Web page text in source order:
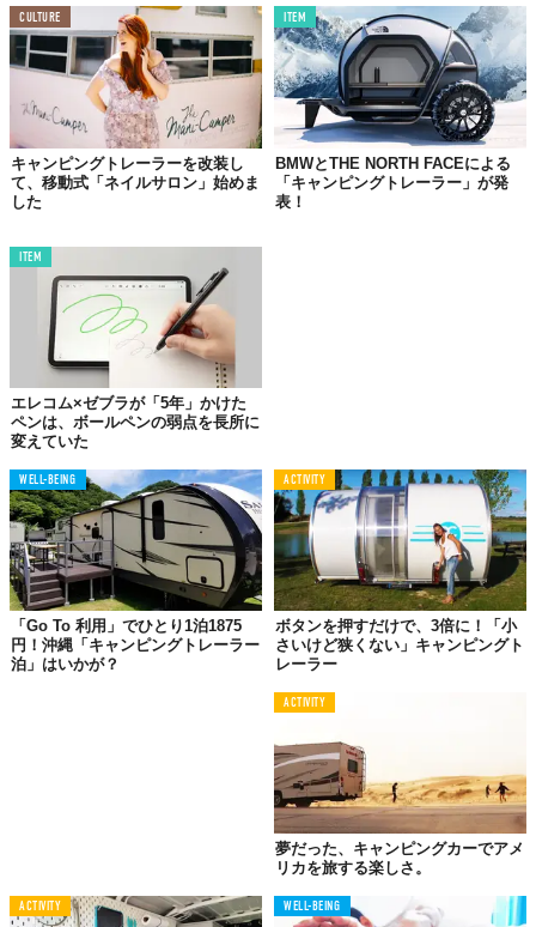
けれど、14歳の彼女には少しハードルが高かった。そこでEllieの
姿を見た家族も、一家総出でサポート。たとえば大工仕事が得意
な写真のおじいちゃん。老朽化して朽ちた床の穴をふさいだり
と、車内の補強作業をちょっとだけ手伝ってくれたんだそう。さ
らには、お父さん、お母さん、おばあちゃんまで、掃除やカーテ
ン作りなどの内装を手分けして作業にあたってくれたんですっ
CULTURE
キャンピングトレーラーを改装し
て、移動式「ネイルサロン」始めま
した
ITEM
BMWとTHE NORTH FACEによる
「キャンピングトレーラー」が発
表！
ITEM
エレコム×ゼブラが「5年」かけた
ペンは、ボールペンの弱点を長所に
変えていた
WELL-BEING
「Go To 利用」でひとり1泊1875
円！沖縄「キャンピングトレーラー
泊」はいかが？
ACTIVITY
ボタンを押すだけで、3倍に！「小
さいけど狭くない」キャンピングト
レーラー
ACTIVITY
夢だった、キャンピングカーでアメ
リカを旅する楽しさ。
ACTIVITY WELL-BEING